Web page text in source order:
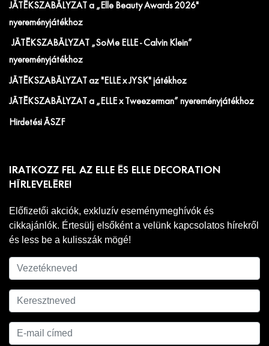
JÁTÉKSZABÁLYZAT a „Elle Beauty Awards 2026"
nyereményjátékhoz
JÁTÉKSZABÁLYZAT „SoMe ELLE - Calvin Klein”
nyereményjátékhoz
JÁTÉKSZABÁLYZAT az "ELLE x JYSK" játékhoz
JÁTÉKSZABÁLYZAT a „ELLE x Tweezerman” nyereményjátékhoz
Hirdetési ÁSZF
IRATKOZZ FEL AZ ELLE ÉS ELLE DECORATION
HÍRLEVELÉRE!
Előfizetői akciók, exkluzív eseménymeghívók és
cikkajánlók. Értesülj elsőként a velünk kapcsolatos hírekről
és less be a kulisszák mögé!